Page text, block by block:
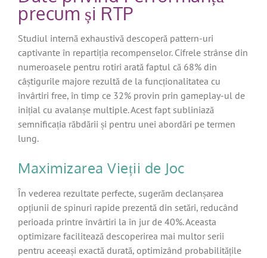
precum și RTP
Studiul internă exhaustivă descoperă pattern-uri
captivante în repartiția recompenselor. Cifrele strânse din
numeroasele pentru rotiri arată faptul că 68% din
câștigurile majore rezultă de la funcționalitatea cu
învârtiri free, în timp ce 32% provin prin gameplay-ul de
inițial cu avalanșe multiple. Acest fapt subliniază
semnificația răbdării și pentru unei abordări pe termen
lung.
Maximizarea Vieții de Joc
În vederea rezultate perfecte, sugerăm declanșarea
opțiunii de spinuri rapide prezentă din setări, reducând
perioada printre învârtiri la în jur de 40%. Aceasta
optimizare facilitează descoperirea mai multor serii
pentru aceeași exactă durată, optimizând probabilitățile